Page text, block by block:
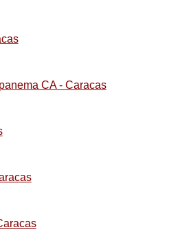
CA - Caracas